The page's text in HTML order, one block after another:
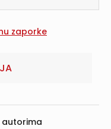
autorima